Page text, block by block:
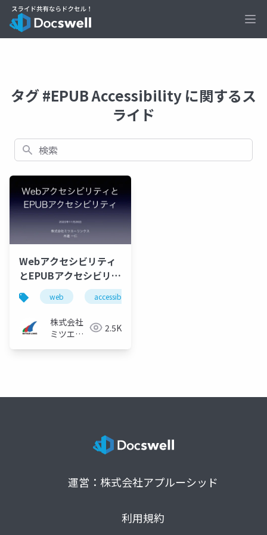
タグ #EPUB Accessibility に関するス
ライド
検索
Webアクセシビリティ
とEPUBアクセシビリテ
ィ
web accessibility
株式会社
ミツエー
2.5K
運営：株式会社アプルーシッド
利用規約